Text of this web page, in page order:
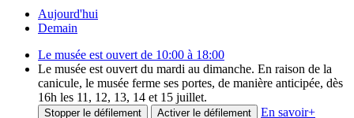
Aujourd'hui
Demain
Le musée est ouvert de 10:00 à 18:00
Le musée est ouvert du mardi au dimanche. En raison de la
canicule, le musée ferme ses portes, de manière anticipée, dès
16h les 11, 12, 13, 14 et 15 juillet.
Stopper le défilement Activer le défilement En savoir+